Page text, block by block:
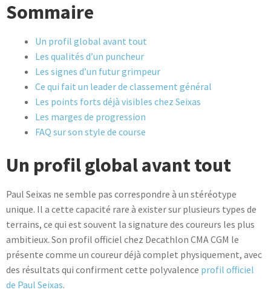
Sommaire
Un profil global avant tout
Les qualités d’un puncheur
Les signes d’un futur grimpeur
Ce qui fait un leader de classement général
Les points forts déjà visibles chez Seixas
Les marges de progression
FAQ sur son style de course
Un profil global avant tout
Paul Seixas ne semble pas correspondre à un stéréotype
unique. Il a cette capacité rare à exister sur plusieurs types de
terrains, ce qui est souvent la signature des coureurs les plus
ambitieux. Son profil officiel chez Decathlon CMA CGM le
présente comme un coureur déjà complet physiquement, avec
des résultats qui confirment cette polyvalence profil officiel
de Paul Seixas.